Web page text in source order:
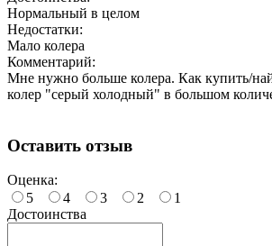
Нормальный в целом
Недостатки:
Мало колера
Комментарий:
Мне нужно больше колера. Как купить/
колер "серый холодный" в большом
Оставить отзыв
Оценка:
5
4 3 2
1
Достоинства